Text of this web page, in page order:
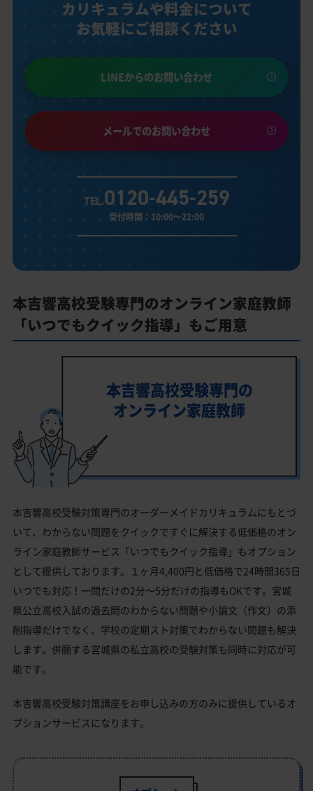
カリキュラムや料金について
お気軽にご相談ください
LINEからのお問い合わせ
メールでのお問い合わせ
TEL.0120-445-259
受付時間：10:00～22:00
本吉響高校受験専門のオンライン家庭教師
「いつでもクイック指導」もご用意
本吉響高校受験専門の
オンライン家庭教師
本吉響高校受験対策専門のオーダーメイドカリキュラムにもとづ
いて、わからない問題をクイックですぐに解決する低価格のオン
ライン家庭教師サービス「いつでもクイック指導」もオプション
として提供しております。１ヶ月4,400円と低価格で24時間365日
いつでも対応！一問だけの2分〜5分だけの指導もOKです。宮城
県公立高校入試の過去問のわからない問題や小論文（作文）の添
削指導だけでなく、学校の定期スト対策でわからない問題も解決
します。併願する宮城県の私立高校の受験対策も同時に対応が可
能です。
本吉響高校受験対策講座をお申し込みの方のみに提供しているオ
プションサービスになります。